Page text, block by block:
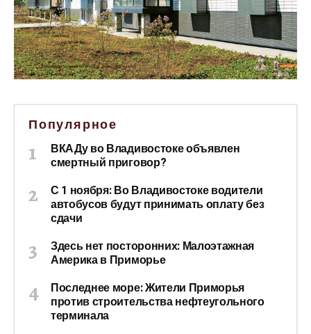
Популярное
ВКАДу во Владивостоке объявлен
смертный приговор?
С 1 ноября: Во Владивостоке водители
автобусов будут принимать оплату без
сдачи
Здесь нет посторонних: Малоэтажная
Америка в Приморье
Последнее море: Жители Приморья
против строительства нефтеугольного
терминала